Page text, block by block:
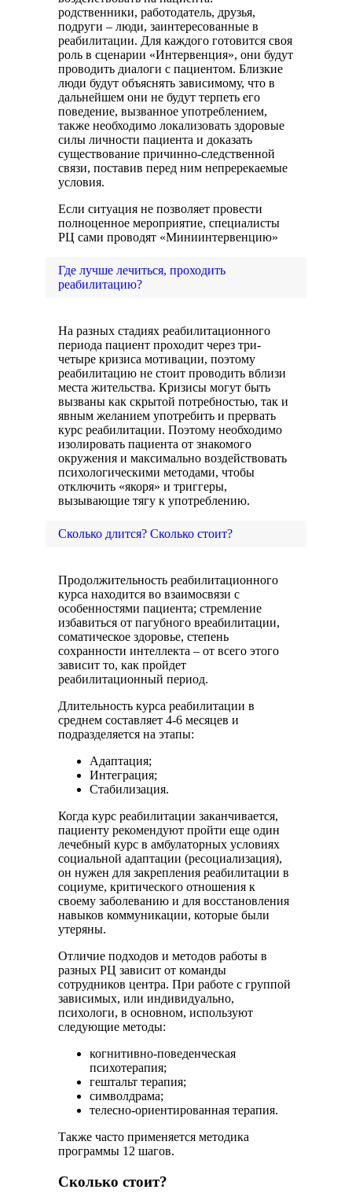
родственники, работодатель, друзья,
подруги – люди, заинтересованные в
реабилитации. Для каждого готовится своя
роль в сценарии «Интервенция», они будут
проводить диалоги с пациентом. Близкие
люди будут объяснять зависимому, что в
дальнейшем они не будут терпеть его
поведение, вызванное употреблением,
также необходимо локализовать здоровые
силы личности пациента и доказать
существование причинно-следственной
связи, поставив перед ним непререкаемые
условия.
Если ситуация не позволяет провести
полноценное мероприятие, специалисты
РЦ сами проводят «Миниинтервенцию»
Где лучше лечиться, проходить
реабилитацию?
На разных стадиях реабилитационного
периода пациент проходит через три-
четыре кризиса мотивации, поэтому
реабилитацию не стоит проводить вблизи
места жительства. Кризисы могут быть
вызваны как скрытой потребностью, так и
явным желанием употребить и прервать
курс реабилитации. Поэтому необходимо
изолировать пациента от знакомого
окружения и максимально воздействовать
психологическими методами, чтобы
отключить «якоря» и триггеры,
вызывающие тягу к употреблению.
Сколько длится? Сколько стоит?
Продолжительность реабилитационного
курса находится во взаимосвязи с
особенностями пациента; стремление
избавиться от пагубного вреабилитации,
соматическое здоровье, степень
сохранности интеллекта – от всего этого
зависит то, как пройдет
реабилитационный период.
Длительность курса реабилитации в
среднем составляет 4-6 месяцев и
подразделяется на этапы:
Адаптация;
Интеграция;
Стабилизация.
Когда курс реабилитации заканчивается,
пациенту рекомендуют пройти еще один
лечебный курс в амбулаторных условиях
социальной адаптации (ресоциализация),
он нужен для закрепления реабилитации в
социуме, критического отношения к
своему заболеванию и для восстановления
навыков коммуникации, которые были
утеряны.
Отличие подходов и методов работы в
разных РЦ зависит от команды
сотрудников центра. При работе с группой
зависимых, или индивидуально,
психологи, в основном, используют
следующие методы:
когнитивно-поведенческая
психотерапия;
гештальт терапия;
символдрама;
телесно-ориентированная терапия.
Также часто применяется методика
программы 12 шагов.
Сколько стоит?